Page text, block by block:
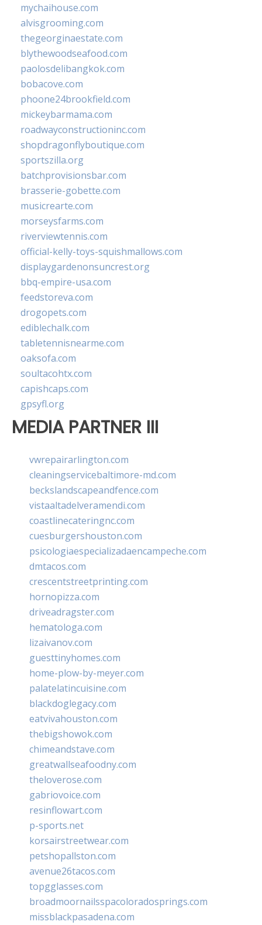
mychaihouse.com
alvisgrooming.com
thegeorginaestate.com
blythewoodseafood.com
paolosdelibangkok.com
bobacove.com
phoone24brookfield.com
mickeybarmama.com
roadwayconstructioninc.com
shopdragonflyboutique.com
sportszilla.org
batchprovisionsbar.com
brasserie-gobette.com
musicrearte.com
morseysfarms.com
riverviewtennis.com
official-kelly-toys-squishmallows.com
displaygardenonsuncrest.org
bbq-empire-usa.com
feedstoreva.com
drogopets.com
ediblechalk.com
tabletennisnearme.com
oaksofa.com
soultacohtx.com
capishcaps.com
gpsyfl.org
MEDIA PARTNER III
vwrepairarlington.com
cleaningservicebaltimore-md.com
beckslandscapeandfence.com
vistaaltadelveramendi.com
coastlinecateringnc.com
cuesburgershouston.com
psicologiaespecializadaencampeche.com
dmtacos.com
crescentstreetprinting.com
hornopizza.com
driveadragster.com
hematologa.com
lizaivanov.com
guesttinyhomes.com
home-plow-by-meyer.com
palatelatincuisine.com
blackdoglegacy.com
eatvivahouston.com
thebigshowok.com
chimeandstave.com
greatwallseafoodny.com
theloverose.com
gabriovoice.com
resinflowart.com
p-sports.net
korsairstreetwear.com
petshopallston.com
avenue26tacos.com
topgglasses.com
broadmoornailsspacoloradosprings.com
missblackpasadena.com